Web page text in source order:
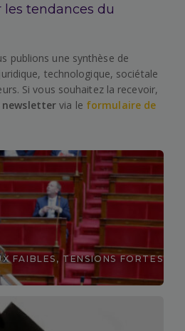
les tendances du
publions une synthèse de
technologique, sociétale
Si vous souhaitez la recevoir,
newsletter via le formulaire de
FAIBLES, TENSIONS FORTES